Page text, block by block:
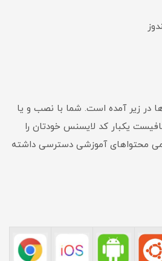
ها در زیر آمده است. شما با نصب و یا
یکبار کد لایسنس خودتان را
محتواهای آموزشی دسترسی داشته